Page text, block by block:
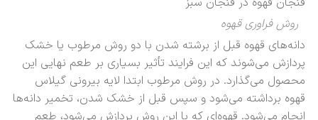
روش فراوری قهوه
دانه‌های قهوه قبل از برشته شدن با دو روش مرطوب یا خشک
پردازش می‌شوند که این فرایند تأثیر بسیاری بر طعم نهایی این
محصول می‌گذارد. در روش مرطوب ابتدا لایه بیرونی گیلاس
قهوه برداشته می‌شود و سپس قبل از خشک شدن، تخمیر دانه‌ها
انجام می‌شود. قهوه‌ای که با این روش پردازش می‌شود، طعم